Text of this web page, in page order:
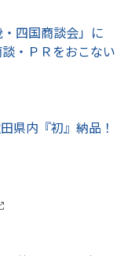
四国商談会」に
・ＰＲをおこない
県内『初』納品！